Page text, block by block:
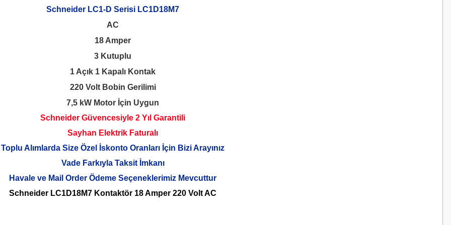
Schneider LC1-D Serisi LC1D18M7
AC
18 Amper
3 Kutuplu
1 Açık 1 Kapalı Kontak
220 Volt Bobin Gerilimi
7,5 kW Motor İçin Uygun
Schneider Güvencesiyle 2 Yıl Garantili
Sayhan Elektrik Faturalı
Toplu Alımlarda Size Özel İskonto Oranları İçin Bizi Arayınız
Vade Farkıyla Taksit İmkanı
Havale ve Mail Order Ödeme Seçeneklerimiz Mevcuttur
Schneider LC1D18M7 Kontaktör 18 Amper 220 Volt AC